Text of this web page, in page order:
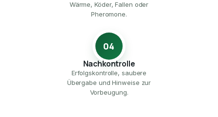
Wärme, Köder, Fallen oder
Pheromone.
04
Nachkontrolle
Erfolgskontrolle, saubere
Übergabe und Hinweise zur
Vorbeugung.